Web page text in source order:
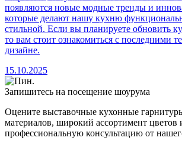
появляются новые модные тренды и
которые делают нашу кухню
стильной. Если вы планируете обновить
то вам стоит ознакомиться с последними
дизайне.
15.10.2025
Запишитесь на посещение шоурума
Оцените выставочные кухонные
материалов, широкий ассортимент цветов
профессиональную консультацию от